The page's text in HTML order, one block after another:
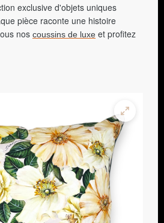
exclusive d'objets uniques
pièce raconte une histoire
nos coussins de luxe et profitez